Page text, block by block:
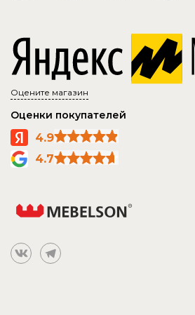
Оцените магазин
Оценки покупателей
4.9
4.7